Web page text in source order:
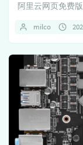
阿里云网页免费
milco